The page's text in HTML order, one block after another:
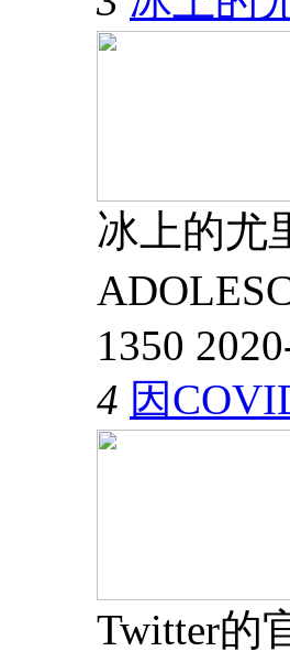
冰上的尤
1350
4 因
Twitter的